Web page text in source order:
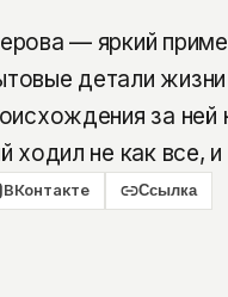
— яркий
детали
за ней
ходил не как все,
ВКонтакте Ссылка